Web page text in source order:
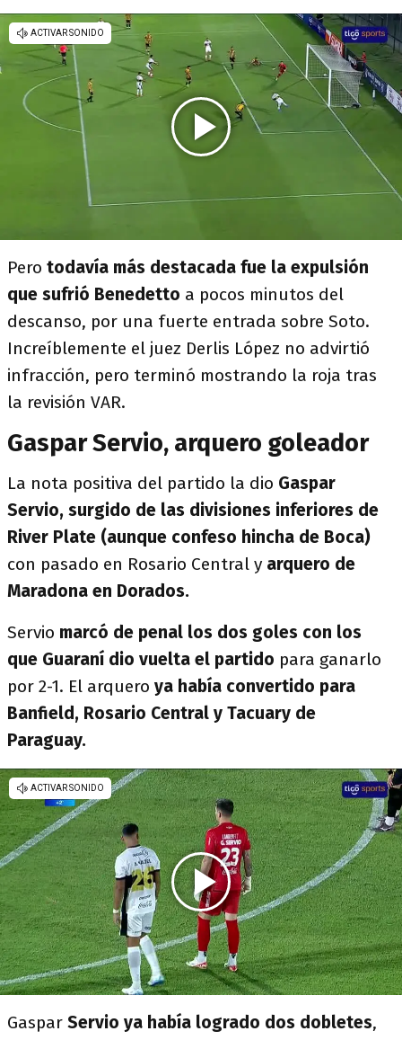
Pero todavía más destacada fue la expulsión
que sufrió Benedetto a pocos minutos del
descanso, por una fuerte entrada sobre Soto.
Increíblemente el juez Derlis López no advirtió
infracción, pero terminó mostrando la roja tras
la revisión VAR.
Gaspar Servio, arquero goleador
La nota positiva del partido la dio Gaspar
Servio, surgido de las divisiones inferiores de
River Plate (aunque confeso hincha de Boca)
con pasado en Rosario Central y arquero de
Maradona en Dorados.
Servio marcó de penal los dos goles con los
que Guaraní dio vuelta el partido para ganarlo
por 2-1. El arquero ya había convertido para
Banfield, Rosario Central y Tacuary de
Paraguay.
Gaspar Servio ya había logrado dos dobletes,